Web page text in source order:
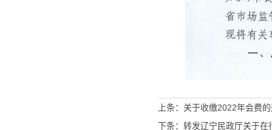
上条： 关于收缴2022年会费
下条： 转发辽宁民政厅关于在